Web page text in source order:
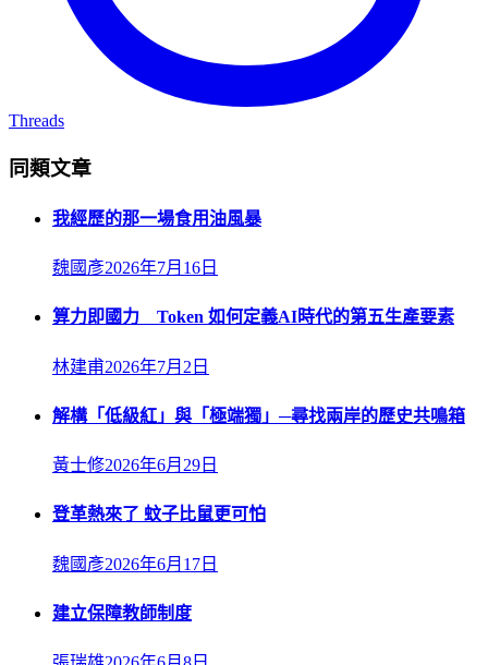
Threads
同類文章
我經歷的那一場食用油風暴
魏國彥2026年7月16日
算力即國力 Token 如何定義AI時代的第五生產要素
林建甫2026年7月2日
解構「低級紅」與「極端獨」─尋找兩岸的歷史共鳴箱
黃士修2026年6月29日
登革熱來了 蚊子比鼠更可怕
魏國彥2026年6月17日
建立保障教師制度